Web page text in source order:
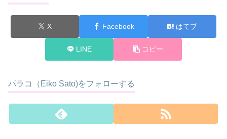
X Facebook はてブ
LINE コピー
パラコ（Eiko Sato)をフォローする